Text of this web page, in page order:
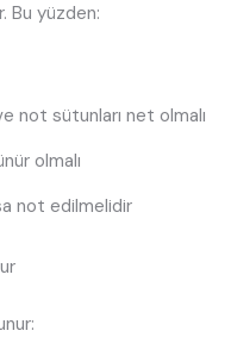
Bu yüzden:
not sütunları net olmalı
olmalı
not edilmelidir